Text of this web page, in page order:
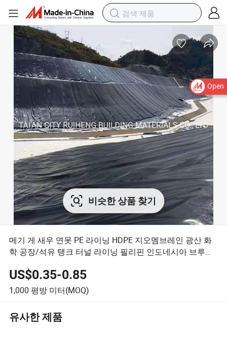
Open
비슷한 상품 찾기
메기 게 새우 연못 PE 라이닝 HDPE 지오멤브레인 광산 화
학 공장/석유 탱크 터널 라이닝 필리핀 인도네시아 브루나
US$0.35-0.85
1,000 평방 미터(MOQ)
유사한 제품